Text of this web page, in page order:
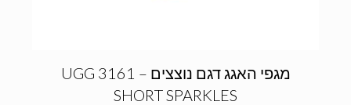
מגפי האגג דגם נוצצים – UGG 3161
SHORT SPARKLES